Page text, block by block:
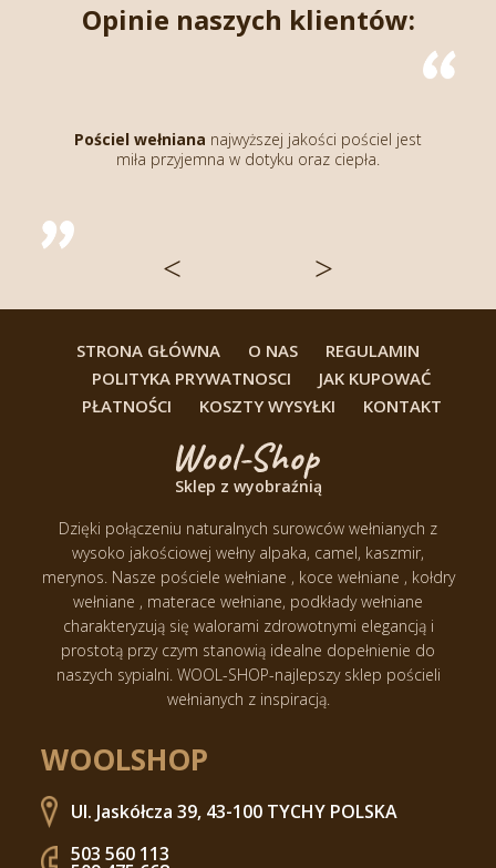
Opinie naszych klientów:
najwyższej jakości pościel jest
w dotyku oraz ciepła.
gruba, kupiłam już
wcześniejsze się
wcześniej dla
< >
STRONA GŁÓWNA O NAS
REGULAMIN
POLITYKA PRYWATNOSCI
JAK KUPOWAĆ
PŁATNOŚCI
KOSZTY WYSYŁKI KONTAKT
Sklep z wyobraźnią
Dzięki połączeniu naturalnych surowców wełnianych z
wysoko jakościowej wełny alpaka, camel, kaszmir,
merynos. Nasze pościele wełniane , koce wełniane , kołdry
wełniane , materace wełniane, podkłady wełniane
charakteryzują się walorami zdrowotnymi elegancją i
prostotą przy czym stanowią idealne dopełnienie do
naszych sypialni. WOOL-SHOP-najlepszy sklep pościeli
wełnianych z inspiracją.
WOOLSHOP
Ul. Jaskółcza 39, 43-100 TYCHY POLSKA
503 560 113